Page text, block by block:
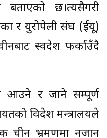
बताएको छ।त्यसैगरी
र युरोपेली संघ (ईयू)
स्वदेश फर्काउँदै
आउने र जाने सम्पूर्ण
विदेश मन्त्रालयले
चीन भ्रमणमा नजान